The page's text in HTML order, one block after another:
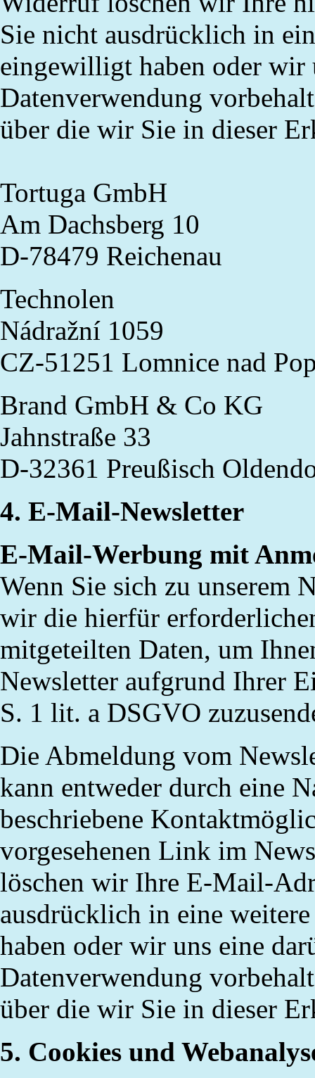
Sie nicht ausdrücklich in
eingewilligt haben oder wir
Datenverwendung
über die wir Sie in dieser
Tortuga GmbH
Am Dachsberg 10
D-78479 Reichenau
Technolen
Nádražní 1059
CZ-51251 Lomnice nad
Brand GmbH & Co KG
Jahnstraße 33
D-32361 Preußisch
4. E-Mail-Newsletter
E-Mail-Werbung mit
Wenn Sie sich zu unserem
wir die hierfür
mitgeteilten Daten, um
Newsletter aufgrund Ihrer
S. 1 lit. a DSGVO
Die Abmeldung vom
kann entweder durch eine
beschriebene
vorgesehenen Link im
löschen wir Ihre E-Mail-
ausdrücklich in eine
haben oder wir uns eine
Datenverwendung
über die wir Sie in dieser
5. Cookies und